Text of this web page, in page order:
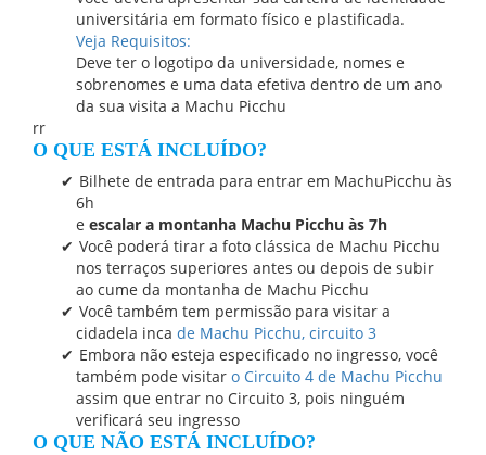
universitária em formato físico e plastificada.
Veja Requisitos:
Deve ter o logotipo da universidade, nomes e
sobrenomes e uma data efetiva dentro de um ano
da sua visita a Machu Picchu
rr
O QUE ESTÁ INCLUÍDO?
Bilhete de entrada para entrar em MachuPicchu às
6h
e escalar a montanha Machu Picchu às 7h
Você poderá tirar a foto clássica de Machu Picchu
nos terraços superiores antes ou depois de subir
ao cume da montanha de Machu Picchu
Você também tem permissão para visitar a
cidadela inca de Machu Picchu, circuito 3
Embora não esteja especificado no ingresso, você
também pode visitar o Circuito 4 de Machu Picchu
assim que entrar no Circuito 3, pois ninguém
verificará seu ingresso
O QUE NÃO ESTÁ INCLUÍDO?